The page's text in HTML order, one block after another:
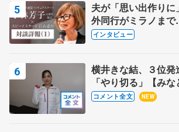
夫が「思い出作り
外同行がミラノま
クでは不良のお兄
インタビュー
横井きな結、３位
「やり切る」【み
SP】
コメント全文 NEW